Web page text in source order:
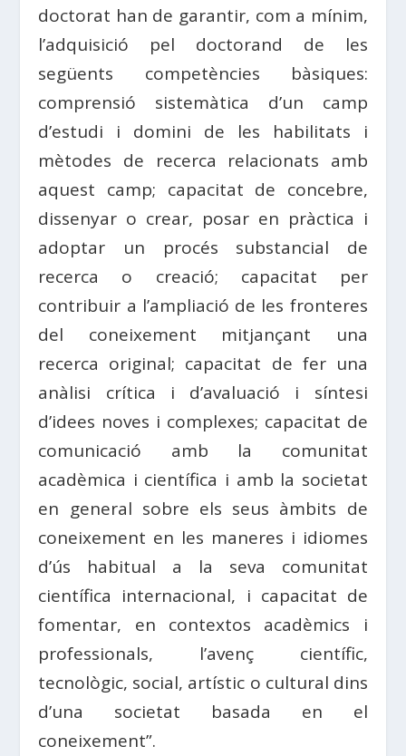
doctorat han de garantir, com a mínim,
l’adquisició pel doctorand de les
següents competències bàsiques:
comprensió sistemàtica d’un camp
d’estudi i domini de les habilitats i
mètodes de recerca relacionats amb
aquest camp; capacitat de concebre,
dissenyar o crear, posar en pràctica i
adoptar un procés substancial de
recerca o creació; capacitat per
contribuir a l’ampliació de les fronteres
del coneixement mitjançant una
recerca original; capacitat de fer una
anàlisi crítica i d’avaluació i síntesi
d’idees noves i complexes; capacitat de
comunicació amb la comunitat
acadèmica i científica i amb la societat
en general sobre els seus àmbits de
coneixement en les maneres i idiomes
d’ús habitual a la seva comunitat
científica internacional, i capacitat de
fomentar, en contextos acadèmics i
professionals, l’avenç científic,
tecnològic, social, artístic o cultural dins
d’una societat basada en el
coneixement”.